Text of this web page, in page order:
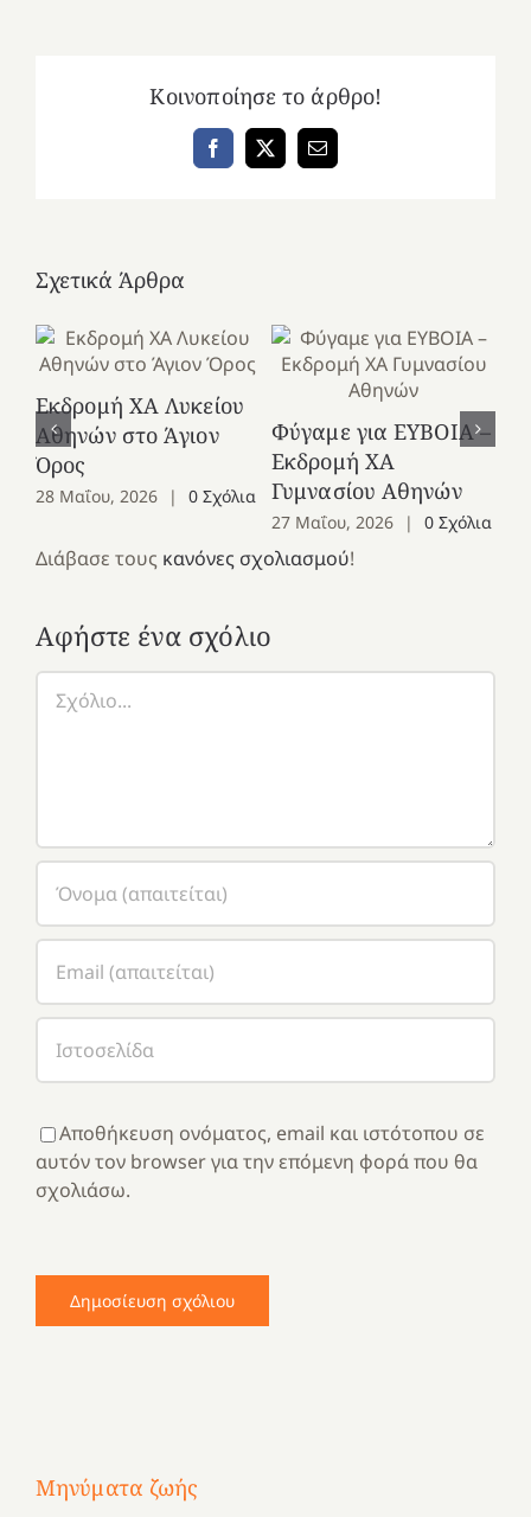
Κοινοποίησε το άρθρο!
Facebook
X Email
Σχετικά Άρθρα
Εκδρομή ΧΑ Λυκείου
Αθηνών στο Άγιον
Όρος
28 Μαΐου, 2026 | 0 Σχόλια
Φύγαμε για ΕΥΒΟΙΑ –
Εκδρομή ΧΑ
Γυμνασίου Αθηνών
27 Μαΐου, 2026 | 0 Σχόλια
Διάβασε τους κανόνες σχολιασμού!
Αφήστε ένα σχόλιο
Αποθήκευση ονόματος, email και ιστότοπου σε
αυτόν τον browser για την επόμενη φορά που θα
σχολιάσω.
Μηνύματα ζωής